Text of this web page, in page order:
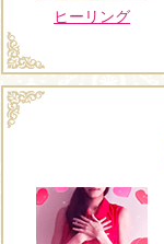
ヒーリング